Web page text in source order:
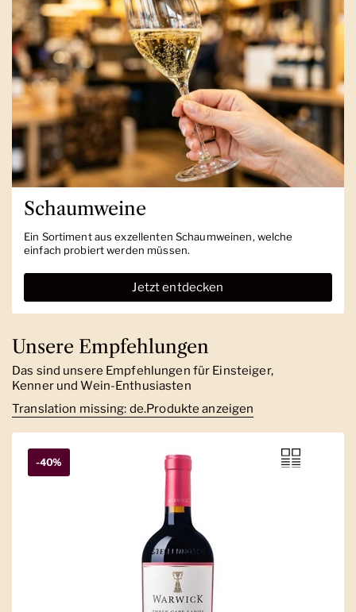
Schaumweine
Ein Sortiment aus exzellenten Schaumweinen, welche
einfach probiert werden müssen.
Jetzt entdecken
Unsere Empfehlungen
Das sind unsere Empfehlungen für Einsteiger,
Kenner und Wein-Enthusiasten
Translation missing: de.Produkte anzeigen
-40%